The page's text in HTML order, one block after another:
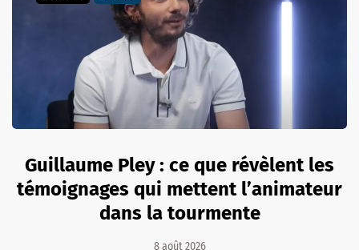
Guillaume Pley : ce que révèlent les
témoignages qui mettent l’animateur
dans la tourmente
8 août 2026